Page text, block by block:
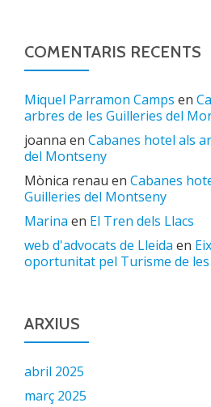
COMENTARIS RECENTS
Miquel Parramon Camps en
arbres de les Guilleries del
joanna en Cabanes hotel als
del Montseny
Mònica renau en Cabanes
Guilleries del Montseny
Marina en El Tren dels Llacs
web d'advocats de Lleida en
oportunitat pel Turisme de
ARXIUS
abril 2025
març 2025